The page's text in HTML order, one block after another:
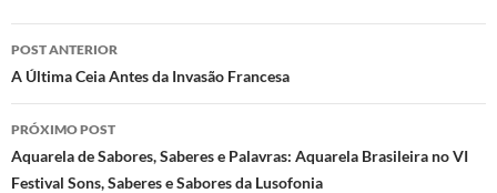
Navegação
de
posts
POST ANTERIOR
A Última Ceia Antes da Invasão Francesa
PRÓXIMO POST
Aquarela de Sabores, Saberes e Palavras: Aquarela Brasileira no VI
Festival Sons, Saberes e Sabores da Lusofonia